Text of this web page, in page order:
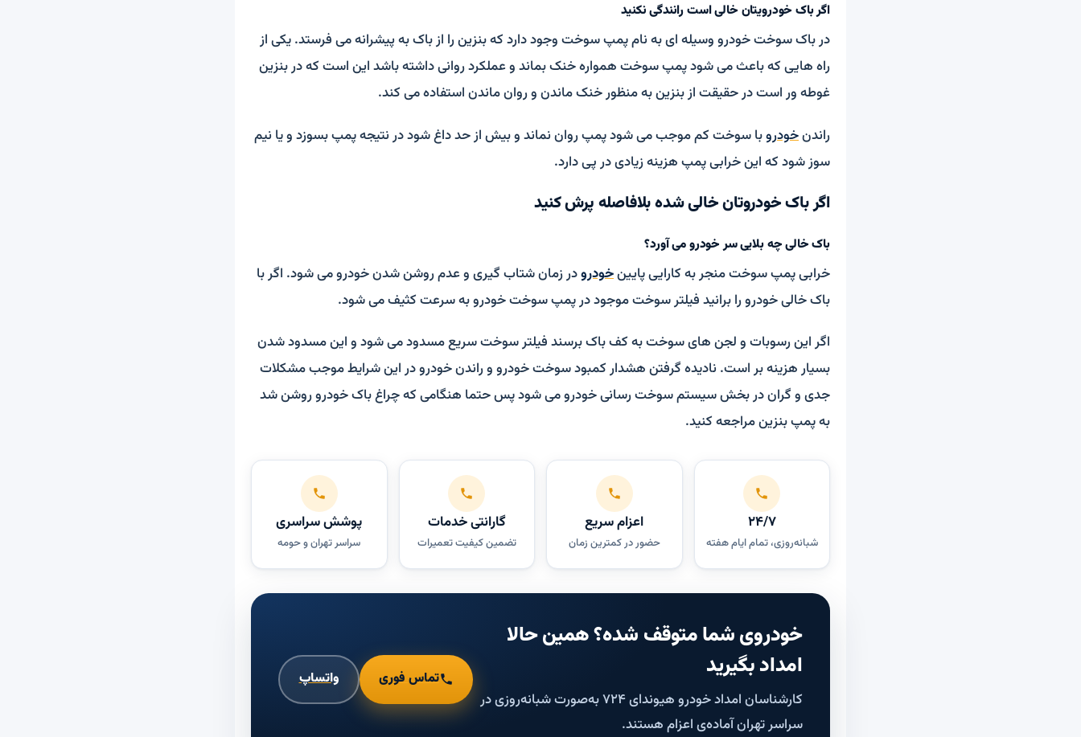
اگر باک خودرویتان خالی است رانندگی نکنید
در باک سوخت خودرو وسیله ای به نام پمپ سوخت وجود دارد که بنزین را از باک به پیشرانه می فرستد. یکی از
راه هایی که باعث می شود پمپ سوخت همواره خنک بماند و عملکرد روانی داشته باشد این است که در بنزین
غوطه ور است در حقیقت از بنزین به منظور خنک ماندن و روان ماندن استفاده می کند.
راندنخودروبا سوخت کم موجب می شود پمپ روان نماند و بیش از حد داغ شود در نتیجه پمپ بسوزد و یا نیم
سوز شود که این خرابی پمپ هزینه زیادی در پی دارد.
اگر باک خودروتان خالی شده بلافاصله پرش کنید
باک خالی چه بلایی سر خودرو می آورد؟
خرابی پمپ سوخت منجر به کارایی پایینخودرودر زمان شتاب گیری و عدم روشن شدن خودرو می شود. اگر با
باک خالی خودرو را برانید فیلتر سوخت موجود در پمپ سوخت خودرو به سرعت کثیف می شود.
اگر این رسوبات و لجن های سوخت به کف باک برسند فیلتر سوخت سریع مسدود می شود و این مسدود شدن
بسیار هزینه بر است. نادیده گرفتن هشدار کمبود سوخت خودرو و راندن خودرو در این شرایط موجب مشکلات
جدی و گران در بخش سیستم سوخت رسانی خودرو می شود پس حتما هنگامی که چراغ باک خودرو روشن شد
به پمپ بنزین مراجعه کنید.
۲۴/۷
شبانه‌روزی، تمام ایام هفته
اعزام سریع
حضور در کمترین زمان
گارانتی خدمات
تضمین کیفیت تعمیرات
پوشش سراسری
سراسر تهران و حومه
خودروی شما متوقف شده؟ همین حالا
امداد بگیرید
کارشناسان امداد خودرو هیوندای ۷۲۴ به‌صورت شبانه‌روزی در
سراسر تهران آماده‌ی اعزام هستند.
تماس فوری واتساپ